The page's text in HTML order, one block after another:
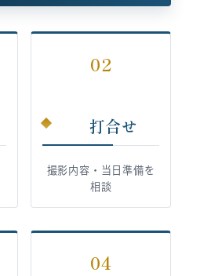
02
打合せ
撮影内容・当日準備を
相談
04